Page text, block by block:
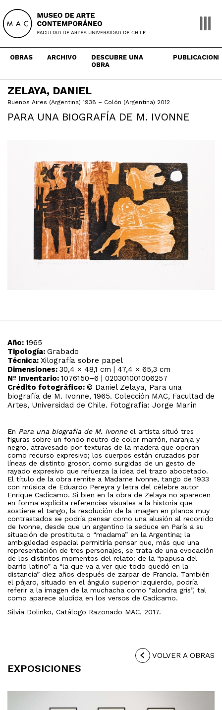
content
OBRAS ARCHIVO
DESCUBRE UNA
OBRA
ZELAYA, DANIEL
Buenos Aires (Argentina) 1938 – Colón (Argentina) 2012
PARA UNA BIOGRAFÍA DE M. IVONNE
Año: 1965
Tipología: Grabado
Técnica: Xilografía sobre papel
Dimensiones: 30,4 × 48,1 cm | 47,4 × 65,3 cm
Nº Inventario: 1076150–6 | 020301001006257
Crédito fotográfico: © Daniel Zelaya, Para una
biografía de M. Ivonne, 1965. Colección MAC, Facultad de
Artes, Universidad de Chile. Fotografía: Jorge Marín
En Para una biografía de M. Ivonneel artista situó tres
figuras sobre un fondo neutro de color marrón, naranja y
negro, atravesado por texturas de la madera que operan
como recurso expresivo; los cuerpos están cruzados por
líneas de distinto grosor, como surgidas de un gesto de
rayado expresivo que refuerza la idea del trazo abocetado.
El título de la obra remite a Madame Ivonne, tango de 1933
con música de Eduardo Pereyra y letra del célebre autor
Enrique Cadícamo. Si bien en la obra de Zelaya no aparecen
en forma explícita referencias visuales a la historia que
sostiene el tango, la resolución de la imagen en planos muy
contrastados se podría pensar como una alusión al recorrido
de Ivonne, desde que un argentino la seduce en París a su
situación de prostituta o “madama” en la Argentina; la
ambigüedad espacial permitiría pensar que, más que una
representación de tres personajes, se trata de una evocación
de los distintos momentos del relato: de la “papusa del
barrio latino” a “la que va a ver que todo quedó en la
distancia” diez años después de zarpar de Francia. También
el pájaro, situado en el ángulo superior izquierdo, podría
referir a la imagen de la muchacha como “alondra gris”, tal
como aparece aludida en los versos de Cadícamo.
Silvia Dolinko, Catálogo Razonado MAC, 2017.
VOLVER A OBRAS
EXPOSICIONES